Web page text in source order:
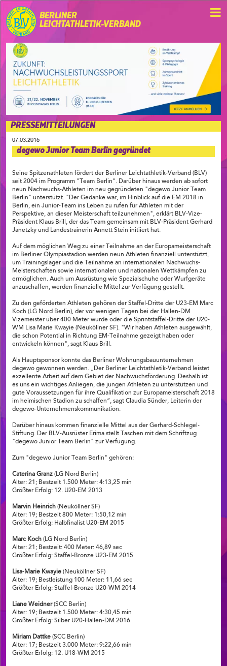
BERLINER
LEICHTATHLETIK-VERBAND
PRESSEMITTEILUNGEN
07.03.2016
degewo Junior Team Berlin gegründet
Seine Spitzenathleten fördert der Berliner Leichtathletik-Verband (BLV)
seit 2004 im Programm "Team Berlin". Darüber hinaus werden ab sofort
neun Nachwuchs-Athleten im neu gegründeten "degewo Junior Team
Berlin" unterstützt. "Der Gedanke war, im Hinblick auf die EM 2018 in
Berlin, ein Junior-Team ins Leben zu rufen für Athleten mit der
Perspektive, an dieser Meisterschaft teilzunehmen", erklärt BLV-Vize-
Präsident Klaus Brill, der das Team gemeinsam mit BLV-Präsident Gerhard
Janetzky und Landestrainerin Annett Stein initiiert hat.
Auf dem möglichen Weg zu einer Teilnahme an der Europameisterschaft
im Berliner Olympiastadion werden neun Athleten finanziell unterstützt,
um Trainingslager und die Teilnahme an internationalen Nachwuchs-
Meisterschaften sowie internationalen und nationalen Wettkämpfen zu
ermöglichen. Auch um Ausrüstung wie Spezialschuhe oder Wurfgeräte
anzuschaffen, werden finanzielle Mittel zur Verfügung gestellt.
Zu den geförderten Athleten gehören der Staffel-Dritte der U23-EM Marc
Koch (LG Nord Berlin), der vor wenigen Tagen bei der Hallen-DM
Vizemeister über 400 Meter wurde oder die Sprintstaffel-Dritte der U20-
WM Lisa Marie Kwayie (Neuköllner SF). "Wir haben Athleten ausgewählt,
die schon Potential in Richtung EM-Teilnahme gezeigt haben oder
entwickeln können", sagt Klaus Brill.
Als Hauptsponsor konnte das Berliner Wohnungsbauunternehmen
degewo gewonnen werden. „Der Berliner Leichtathletik-Verband leistet
exzellente Arbeit auf dem Gebiet der Nachwuchsförderung. Deshalb ist
es uns ein wichtiges Anliegen, die jungen Athleten zu unterstützen und
gute Voraussetzungen für ihre Qualifikation zur Europameisterschaft 2018
im heimischen Stadion zu schaffen“, sagt Claudia Sünder, Leiterin der
degewo-Unternehmenskommunikation.
Darüber hinaus kommen finanzielle Mittel aus der Gerhard-Schlegel-
Stiftung. Der BLV-Ausrüster Erima stellt Taschen mit dem Schriftzug
"degewo Junior Team Berlin" zur Verfügung.
Zum "degewo Junior Team Berlin" gehören:
Caterina Granz (LG Nord Berlin)
Alter: 21; Bestzeit 1.500 Meter: 4:13,25 min
Größter Erfolg: 12. U20-EM 2013
Marvin Heinrich (Neuköllner SF)
Alter: 19; Bestzeit 800 Meter: 1:50,12 min
Größter Erfolg: Halbfinalist U20-EM 2015
Marc Koch (LG Nord Berlin)
Alter: 21; Bestzeit: 400 Meter: 46,89 sec
Größter Erfolg: Staffel-Bronze U23-EM 2015
Lisa-Marie Kwayie (Neuköllner SF)
Alter: 19; Bestleistung 100 Meter: 11,66 sec
Größter Erfolg: Staffel-Bronze U20-WM 2014
Liane Weidner(SCC Berlin)
Alter: 19; Bestzeit 1.500 Meter: 4:30,45 min
Größter Erfolg: Silber U20-Hallen-DM 2016
Miriam Dattke (SCC Berlin)
Alter: 17; Bestzeit 3.000 Meter: 9:22,66 min
Größter Erfolg: 12. U18-WM 2015